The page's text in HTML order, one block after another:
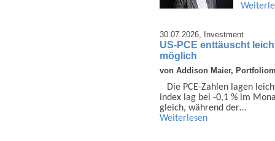
30.07.2026, Investment
US-PCE enttäuscht
möglich
von Addison Maier,
Die PCE-Zahlen lagen
index lag bei -0,1 % im
gleich, während der…
Weiterlesen